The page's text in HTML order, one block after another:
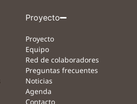
Proyecto
Proyecto
Equipo
Red de colaboradores
Preguntas frecuentes
Noticias
Agenda
Contacto